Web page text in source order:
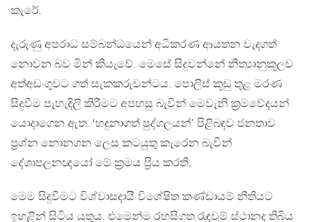
කැරේ.
දැරුණු අපරාධ සම්බන්ධයෙන් අධිකරණ ආයතන වැදගත්
නොවන බව මින් කියැවේ. මෙසේ සිදුවන්නේ නීත්‍යානුකූලව
අත්අඩංගුවට ගත් සැකකරුවන්ටය. පොලිස් කූඩු තුළ මරණ
සිදුවීම පැහැදිලි කිරීමට අපහසු බැවින් මෙවැනි ක‍්‍රමවේදයන්
යොදාගෙන ඇත. ‘හඳුනාගත් පුද්ගලයන්’ පිළිබඳව ජනතාව
ප‍්‍රශ්න නොනගන ලෙස කටයුතු කැරෙන බැවින්
දේශාපලනඥයෝ මේ ක‍්‍රමය ප‍්‍රිය කරති.
මෙම සිදුවීමට විශ්වාසදායී විශේෂිත කණ්ඩායම් නීතියට
ඉහළින් සිටිය යුතුය. එමෙන්ම රහසිගත රැඳවුම් ස්ථානද තිබිය